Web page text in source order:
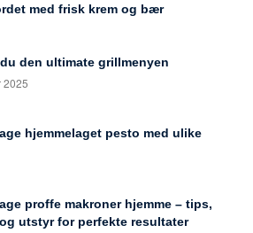
med frisk krem og bær
den ultimate grillmenyen
2025
hjemmelaget pesto med ulike
proffe makroner hjemme – tips,
utstyr for perfekte resultater